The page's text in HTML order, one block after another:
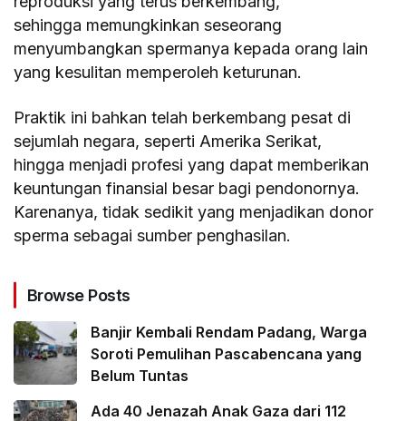
sehingga memungkinkan seseorang
menyumbangkan spermanya kepada orang lain
yang kesulitan memperoleh keturunan.
Praktik ini bahkan telah berkembang pesat di
sejumlah negara, seperti Amerika Serikat,
hingga menjadi profesi yang dapat memberikan
keuntungan finansial besar bagi pendonornya.
Karenanya, tidak sedikit yang menjadikan donor
sperma sebagai sumber penghasilan.
Browse Posts
Banjir Kembali Rendam Padang, Warga
Soroti Pemulihan Pascabencana yang
Belum Tuntas
Ada 40 Jenazah Anak Gaza dari 112